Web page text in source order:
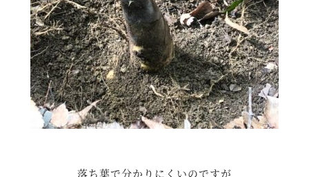
落ち葉で分かりにくいのですが